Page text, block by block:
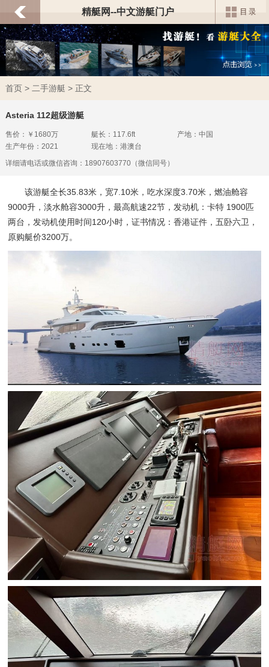
精艇网--中文游艇门户
首页> 二手游艇 > 正文
Asteria 112超级游艇
售价：￥1680万 艇长：117.6ft
产地：中国
生产年份：2021
现在地：港澳台
详细请电话或微信咨询：18907603770（微信同号）
该游艇全长35.83米，宽7.10米，吃水深度3.70米，燃油舱容
9000升，淡水舱容3000升，最高航速22节，发动机：卡特 1900匹
两台，发动机使用时间120小时，证书情况：香港证件，五卧六卫，
原购艇价3200万。